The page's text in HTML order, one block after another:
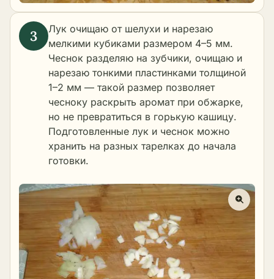
Лук очищаю от шелухи и нарезаю
мелкими кубиками размером 4–5 мм.
Чеснок разделяю на зубчики, очищаю и
нарезаю тонкими пластинками толщиной
1–2 мм — такой размер позволяет
чесноку раскрыть аромат при обжарке,
но не превратиться в горькую кашицу.
Подготовленные лук и чеснок можно
хранить на разных тарелках до начала
готовки.